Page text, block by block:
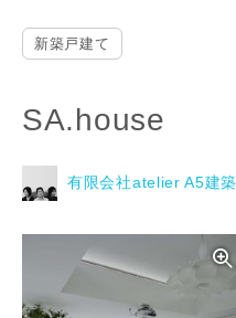
新築戸建て
SA.house
有限会社atelier A5建